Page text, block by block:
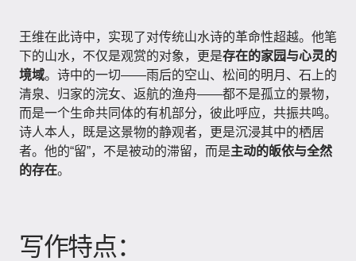
王维在此诗中，实现了对传统山水诗的革命性超越。他笔
下的山水，不仅是观赏的对象，更是存在的家园与心灵的
境域。诗中的一切——雨后的空山、松间的明月、石上的
清泉、归家的浣女、返航的渔舟——都不是孤立的景物，
而是一个生命共同体的有机部分，彼此呼应，共振共鸣。
诗人本人，既是这景物的静观者，更是沉浸其中的栖居
者。他的“留”，不是被动的滞留，而是主动的皈依与全然
的存在。
写作特点：